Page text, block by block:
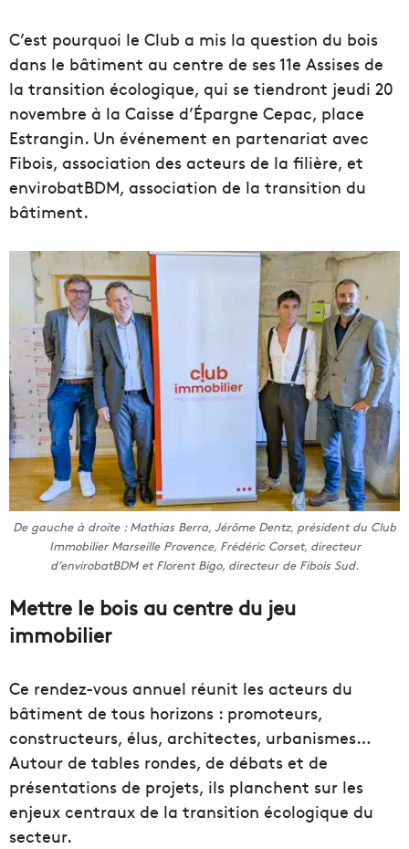
C’est pourquoi le Club a mis la question du bois
dans le bâtiment au centre de ses 11e Assises de
la transition écologique, qui se tiendront jeudi 20
novembre à la Caisse d’Épargne Cepac, place
Estrangin. Un événement en partenariat avec
Fibois, association des acteurs de la filière, et
envirobatBDM, association de la transition du
bâtiment.
De gauche à droite : Mathias Berra, Jérôme Dentz, président du Club
Immobilier Marseille Provence, Frédéric Corset, directeur
d’envirobatBDM et Florent Bigo, directeur de Fibois Sud.
Mettre le bois au centre du jeu
immobilier
Ce rendez-vous annuel réunit les acteurs du
bâtiment de tous horizons : promoteurs,
constructeurs, élus, architectes, urbanismes…
Autour de tables rondes, de débats et de
présentations de projets, ils planchent sur les
enjeux centraux de la transition écologique du
secteur.